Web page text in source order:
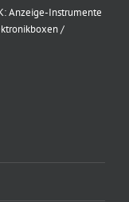
Anzeige-Instrumente
/